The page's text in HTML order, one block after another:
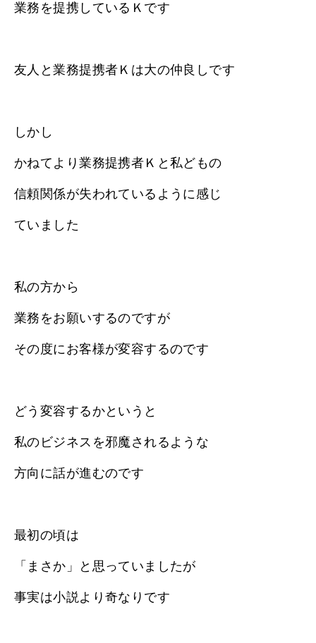
業務を提携しているＫです
友人と業務提携者Ｋは大の仲良しです
しかし
かねてより業務提携者Ｋと私どもの
信頼関係が失われているように感じ
ていました
私の方から
業務をお願いするのですが
その度にお客様が変容するのです
どう変容するかというと
私のビジネスを邪魔されるような
方向に話が進むのです
最初の頃は
「まさか」と思っていましたが
事実は小説より奇なりです